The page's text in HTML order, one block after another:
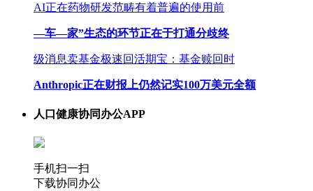
AI正在药物研发范畴有着普遍的使用前
—车—家”生态的环节正在于打通分歧终
级消息卖基金极速回活期宝：基金赎回时
Anthropic正在财报上仍然记实100万美元全额
人口健康协同办公APP
手机扫一扫
下载协同办公